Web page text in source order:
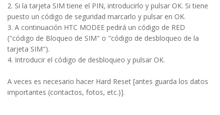
2. Si la tarjeta SIM tiene el PIN, introducirlo y pulsar OK. Si tiene
puesto un código de seguridad marcarlo y pulsar en OK.
3. A continuación HTC MODEE pedirá un código de RED
("código de Bloqueo de SIM" o "código de desbloqueo de la
tarjeta SIM").
4. Introducir el código de desbloqueo y pulsar OK.
A veces es necesario hacer Hard Reset [antes guarda los datos
importantes (contactos, fotos, etc.)].